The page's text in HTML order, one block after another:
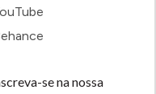
se na nossa